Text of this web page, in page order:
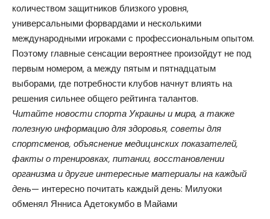
количеством защитников близкого уровня,
универсальными форвардами и несколькими
международными игроками с профессиональным опытом.
Поэтому главные сенсации вероятнее произойдут не под
первым номером, а между пятым и пятнадцатым
выборами, где потребности клубов начнут влиять на
решения сильнее общего рейтинга талантов.
Читайте новости спорта Украины и мира, а также
полезную информацию для здоровья, советы для
спортсменов, объяснение медицинских показателей,
факты о тренировках, питании, восстановлении
организма и другие интересные материалы на каждый
день— интересно почитать каждый день: Милуоки
обменял Янниса Адетокумбо в Майами